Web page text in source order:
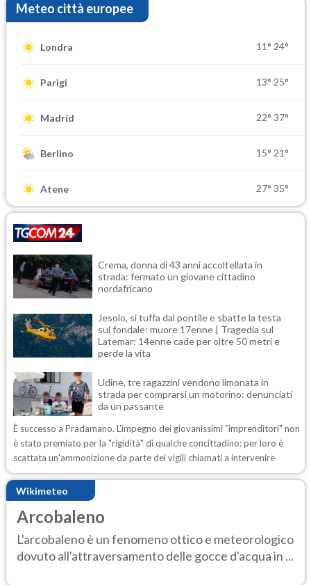
Meteo città europee
Londra 11° 24°
Parigi 13° 25°
Madrid 22° 37°
Berlino 15° 21°
Atene 27° 35°
Crema, donna di 43 anni accoltellata in
strada: fermato un giovane cittadino
nordafricano
Jesolo, si tuffa dal pontile e sbatte la testa
sul fondale: muore 17enne | Tragedia sul
Latemar: 14enne cade per oltre 50 metri e
perde la vita
Udine, tre ragazzini vendono limonata in
strada per comprarsi un motorino: denunciati
da un passante
È successo a Pradamano. L'impegno dei giovanissimi "imprenditori" non
è stato premiato per la "rigidità" di qualche concittadino: per loro è
scattata un'ammonizione da parte dei vigili chiamati a intervenire
Wikimeteo
Arcobaleno
L'arcobaleno è un fenomeno ottico e meteorologico
dovuto all'attraversamento delle gocce d'acqua in ...